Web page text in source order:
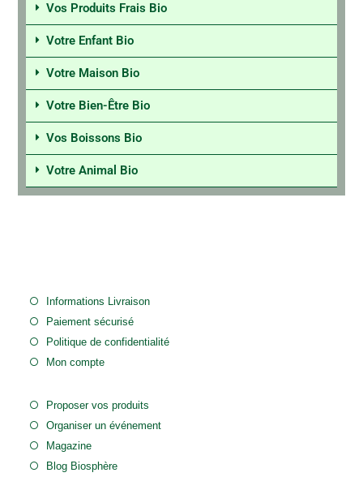
Vos Produits Frais Bio
Votre Enfant Bio
Votre Maison Bio
Votre Bien-Être Bio
Vos Boissons Bio
Votre Animal Bio
Informations Livraison
Paiement sécurisé
Politique de confidentialité
Mon compte
Proposer vos produits
Organiser un événement
Magazine
Blog Biosphère